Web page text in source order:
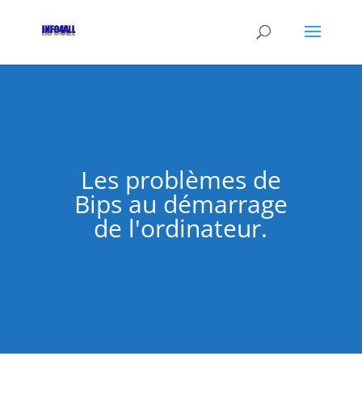
Les problèmes de
Bips au démarrage
de l'ordinateur.